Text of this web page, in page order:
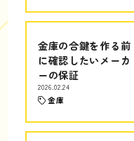
金庫の合鍵を作る前
に確認したいメーカ
ーの保証
2026.02.24
金庫